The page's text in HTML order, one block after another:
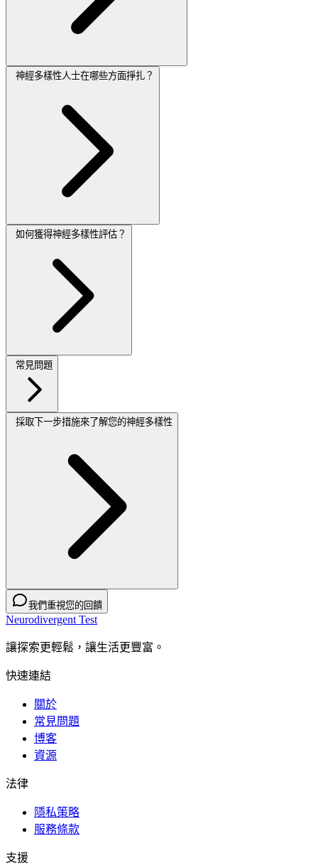
神經多樣性人士在哪些方面掙扎？
如何獲得神經多樣性評估？
常見問題
採取下一步措施來了解您的神經多樣性
我們重視您的回饋
Neurodivergent Test
讓探索更輕鬆，讓生活更豐富。
快速連結
關於
常見問題
博客
資源
法律
隱私策略
服務條款
支援